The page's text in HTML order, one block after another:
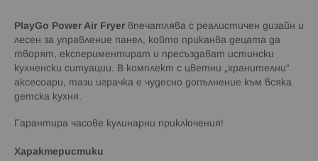
PlayGo Power Air Fryer впечатлява с реалистичен дизайн и
лесен за управление панел, който приканва децата да
творят, експериментират и пресъздават истински
кухненски ситуации. В комплект с цветни „хранителни“
аксесоари, тази играчка е чудесно допълнение към всяка
детска кухня.
Гарантира часове кулинарни приключения!
Характеристики